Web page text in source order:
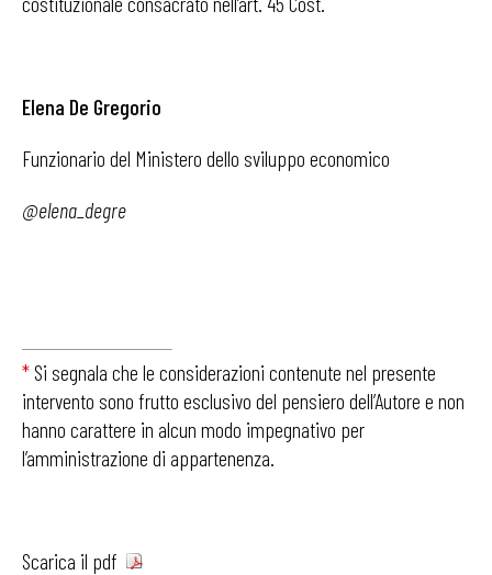
Elena De Gregorio
Funzionario del Ministero dello sviluppo economico
@elena_degre
*Si segnala che le considerazioni contenute nel presente
intervento sono frutto esclusivo del pensiero dell’Autore e non
hanno carattere in alcun modo impegnativo per
l’amministrazione di appartenenza.
Scarica il pdf